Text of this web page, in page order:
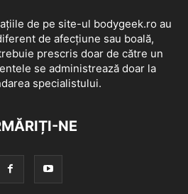
de pe site-ul bodygeek.ro au
de afecțiune sau boală,
prescris doar de către un
se administrează doar la
specialistului.
NE